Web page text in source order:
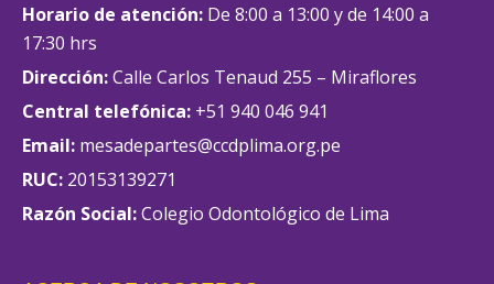
Horario de atención: De 8:00 a 13:00 y de 14:00 a
17:30 hrs
Dirección:Calle Carlos Tenaud 255 – Miraflores
Central telefónica: +51 940 046 941
Email: mesadepartes@ccdplima.org.pe
RUC: 20153139271
Razón Social:Colegio Odontológico de Lima